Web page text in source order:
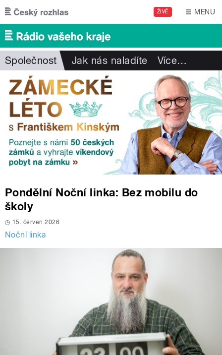
Přejít k hlavnímu obsahu
ŽIVĚ MENU
Společnost Jak nás naladíte Více…
Pondělní Noční linka: Bez mobilu do
školy
15. červen 2026
Noční linka